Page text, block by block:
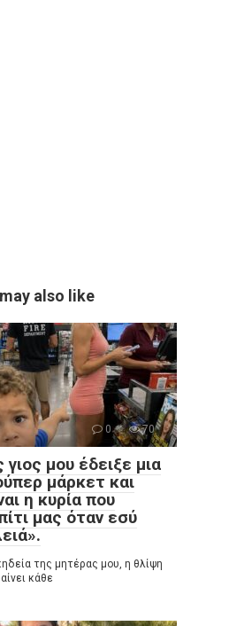
also like
0 70
μου έδειξε μια
μάρκετ και
η κυρία που
μας όταν εσύ
της μητέρας μου, η θλίψη
κάθε